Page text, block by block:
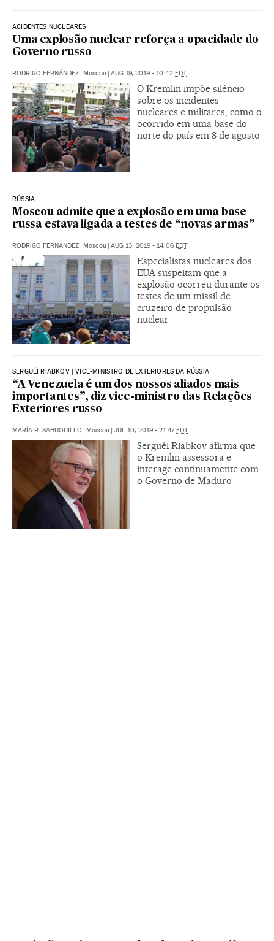
ACIDENTES NUCLEARES
Uma explosão nuclear reforça a opacidade do
Governo russo
RODRIGO FERNÁNDEZ | Moscou | AUG 19, 2019 - 10:42 EDT
O Kremlin impõe silêncio
sobre os incidentes
nucleares e militares, como o
ocorrido em uma base do
norte do país em 8 de agosto
RÚSSIA
Moscou admite que a explosão em uma base
russa estava ligada a testes de “novas armas”
RODRIGO FERNÁNDEZ | Moscou | AUG 13, 2019 - 14:06 EDT
Especialistas nucleares dos
EUA suspeitam que a
explosão ocorreu durante os
testes de um míssil de
cruzeiro de propulsão
nuclear
SERGUÉI RIABKOV | VICE-MINISTRO DE EXTERIORES DA RÚSSIA
“A Venezuela é um dos nossos aliados mais
importantes”, diz vice-ministro das Relações
Exteriores russo
MARÍA R. SAHUQUILLO | Moscou | JUL 10, 2019 - 21:47EDT
Serguéi Riabkov afirma que
o Kremlin assessora e
interage continuamente com
o Governo de Maduro